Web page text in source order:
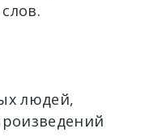
людей,